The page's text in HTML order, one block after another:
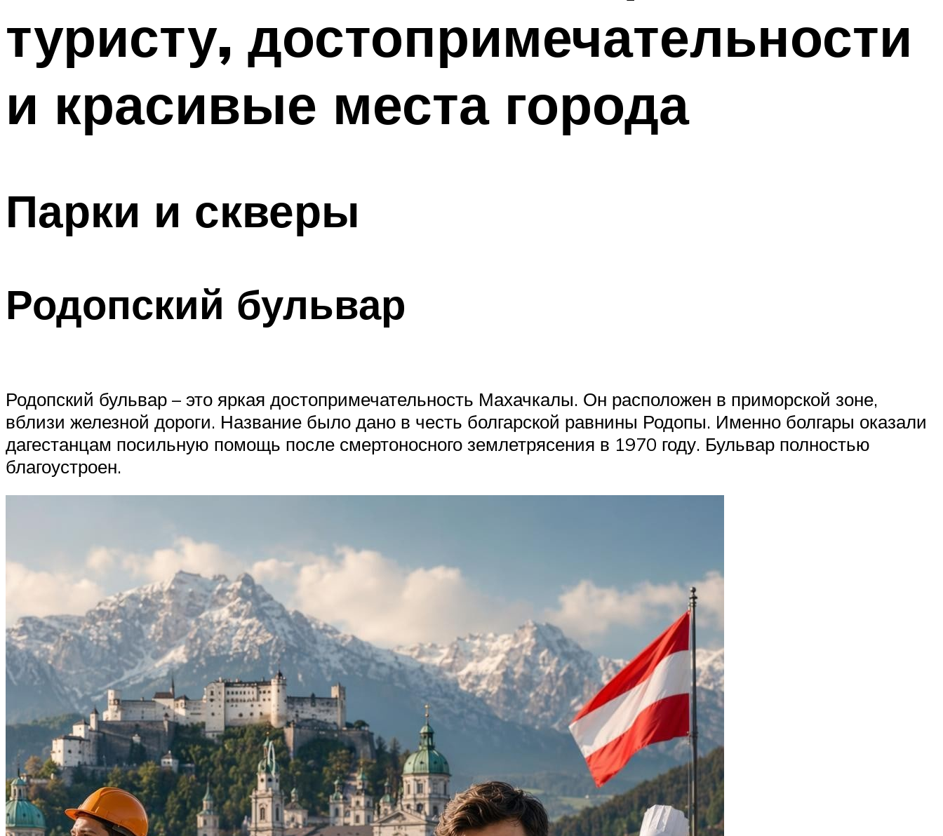
туристу, достопримечательности
и красивые места города
Парки и скверы
Родопский бульвар
Родопский бульвар – это яркая достопримечательность Махачкалы. Он расположен в приморской зоне,
вблизи железной дороги. Название было дано в честь болгарской равнины Родопы. Именно болгары оказали
дагестанцам посильную помощь после смертоносного землетрясения в 1970 году. Бульвар полностью
благоустроен.